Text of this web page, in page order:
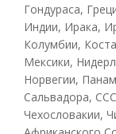
Гондураса,
Индии, Ирака,
Колумбии,
Мексики,
Норвегии,
Сальвадора,
Чехословакии,